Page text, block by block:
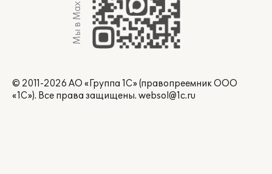
Мы в Max
© 2011-2026 АО «Группа 1С» (правопреемник ООО
«1С»). Все права защищены. websol@1c.ru